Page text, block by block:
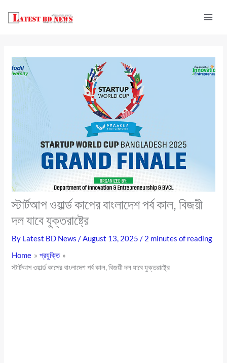
স্টার্টআপ ওয়ার্ল্ড কাপের বাংলাদেশ পর্ব কাল, বিজয়ী
দল যাবে যুক্তরাষ্ট্রে
By Latest BD News/August 13, 2025/ 2 minutes of reading
Home
প্রযুক্তি
স্টার্টআপ ওয়ার্ল্ড কাপের বাংলাদেশ পর্ব কাল, বিজয়ী দল যাবে যুক্তরাষ্ট্রে